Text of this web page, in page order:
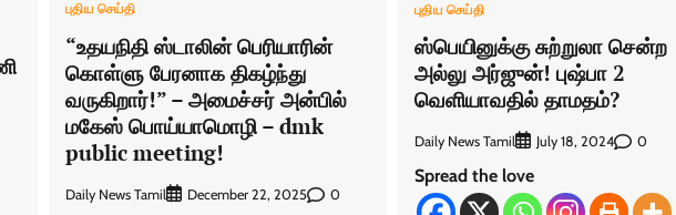
புதிய செய்தி
“உதயநிதி ஸ்டாலின் பெரியாரின்
கொள்ளு பேரனாக திகழ்ந்து
வருகிறார்!” – அமைச்சர் அன்பில்
மகேஸ் பொய்யாமொழி – dmk
public meeting!
Daily News Tamil December 22, 2025 0
புதிய செய்தி
ஸ்பெயினுக்கு சுற்றுலா சென்ற
அல்லு அர்ஜுன்! புஷ்பா 2
வெளியாவதில் தாமதம்?
Daily News Tamil July 18, 2024 0
Spread the love